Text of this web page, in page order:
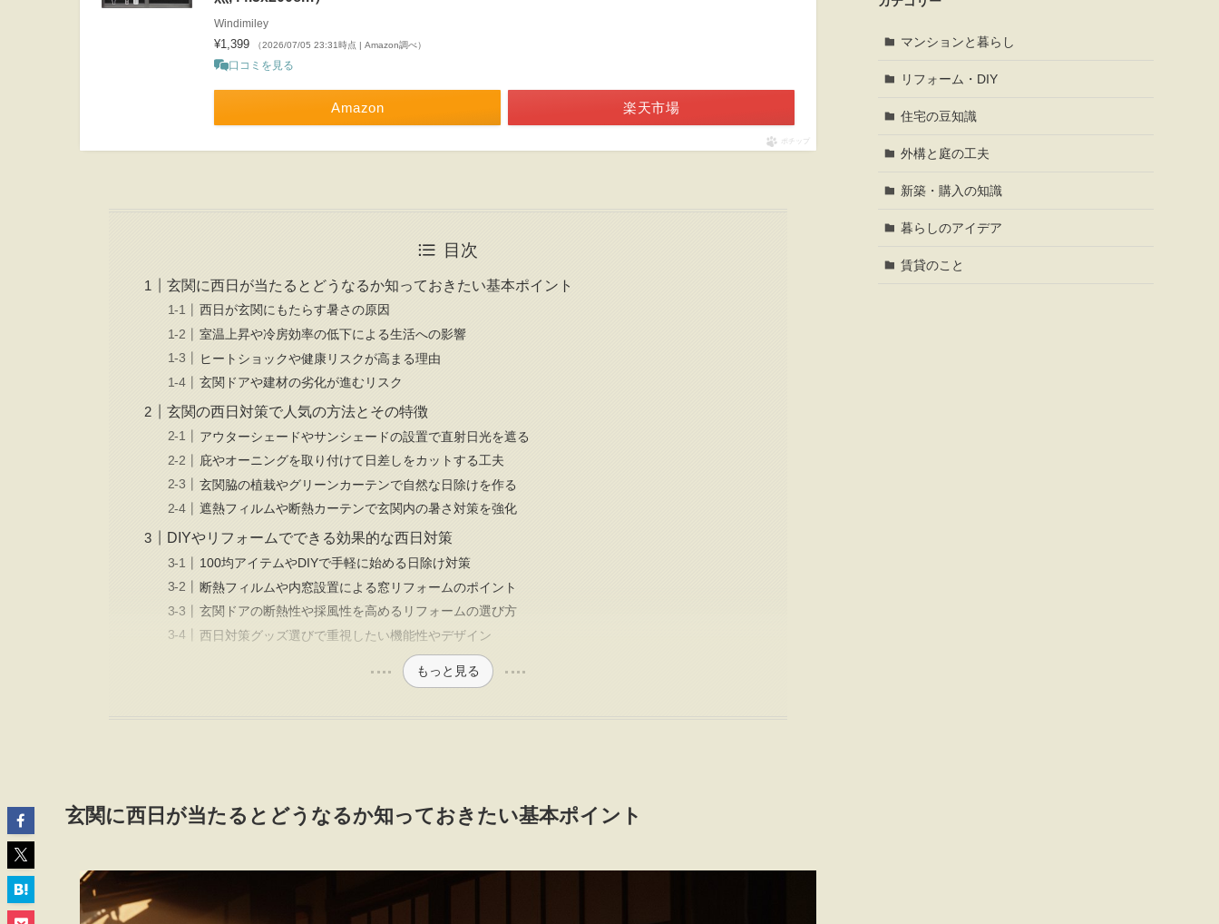
Windimiley
¥1,399 （2026/07/05 23:31時点 | Amazon調べ）
口コミを見る
Amazon 楽天市場
ポチップ
目次
玄関に西日が当たるとどうなるか知っておきたい基本ポイント
西日が玄関にもたらす暑さの原因
室温上昇や冷房効率の低下による生活への影響
ヒートショックや健康リスクが高まる理由
玄関ドアや建材の劣化が進むリスク
玄関の西日対策で人気の方法とその特徴
アウターシェードやサンシェードの設置で直射日光を遮る
庇やオーニングを取り付けて日差しをカットする工夫
玄関脇の植栽やグリーンカーテンで自然な日除けを作る
遮熱フィルムや断熱カーテンで玄関内の暑さ対策を強化
DIYやリフォームでできる効果的な西日対策
100均アイテムやDIYで手軽に始める日除け対策
断熱フィルムや内窓設置による窓リフォームのポイント
玄関ドアの断熱性や採風性を高めるリフォームの選び方
西日対策グッズ選びで重視したい機能性やデザイン
もっと見る
玄関に西日が当たるとどうなるか知っておきたい基本ポイント
マンションと暮らし
リフォーム・DIY
住宅の豆知識
外構と庭の工夫
新築・購入の知識
暮らしのアイデア
賃貸のこと